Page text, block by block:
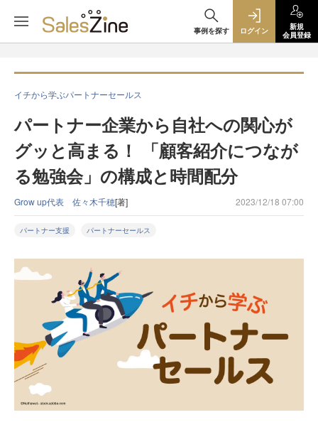
事例を探す ログイン
新規
会員登録
イチから学ぶパートナーセールス
パートナー企業から自社への関心が
グッと高まる！ 「顧客紹介につなが
る勉強会」の構成と時間配分
Grow up代表 佐々木千穂[著] 2023/12/18 07:00
パートナー支援 パートナーセールス